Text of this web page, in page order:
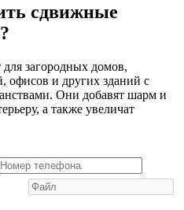
сдвижные
загородных домов,
офисов и других зданий с
Они добавят шарм и
а также увеличат